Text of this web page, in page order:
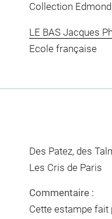
Collection
LE BAS Jacques
Ecole française
Des Patez, des
Les Cris de Paris
Commentaire :
Cette estampe fait